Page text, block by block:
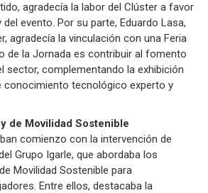
agradecía la labor del Clúster a favor
evento. Por su parte, Eduardo Lasa,
agradecía la vinculación con una Feria
de la Jornada es contribuir al fomento
sector, complementando la exhibición
conocimiento tecnológico experto y
de Movilidad Sostenible
comienzo con la intervención de
Grupo Igarle, que abordaba los
Movilidad Sostenible para
Entre ellos, destacaba la